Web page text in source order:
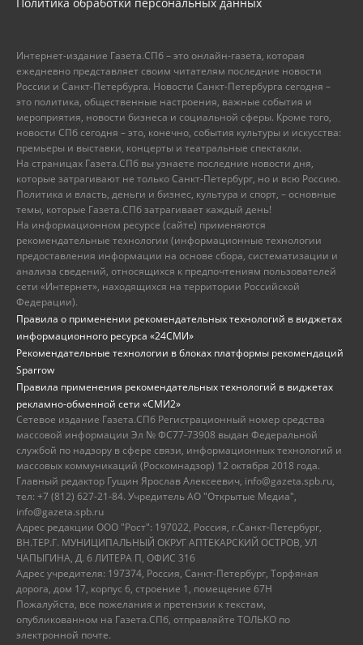
Интернет-издание Газета.СПб – это онлайн-газета, которая
ежедневно представляет своим читателям последние новости
России и Санкт-Петербурга. Новости Санкт-Петербурга сегодня –
это политика, общественные настроения, важные события и
мероприятия, новости бизнеса и социальной сферы. Кроме того,
новости СПб сегодня – это, конечно, события культуры и искусства:
премьеры и выставки, концерты и театральные спектакли.
На страницах Газета.СПб вы узнаете последние новости дня,
которые затрагивают не только Санкт-Петербург, но и всю Россию.
Политика и власть, деньги и бизнес, культура и спорт, – основные
темы, которые Газета.СПб затрагивает каждый день!
На информационном ресурсе (сайте) применяются
рекомендательные технологии (информационные технологии
предоставления информации на основе сбора, систематизации и
анализа сведений, относящихся к предпочтениям пользователей
сети «Интернет», находящихся на территории Российской
Федерации).
Правила о применении рекомендательных технологий в виджетах
информационного ресурса «24СМИ»
Рекомендательные технологии в блоках платформы рекомендаций
Sparrow
Правила применения рекомендательных технологий в виджетах
рекламно-обменной сети «СМИ2»
Сетевое издание Газета.СПб Регистрационный номер средства
массовой информации Эл № ФС77-73908 выдан Федеральной
службой по надзору в сфере связи, информационных технологий и
массовых коммуникаций (Роскомнадзор) 12 октября 2018 года.
Главный редактор Гущин Ярослав Алексеевич, info@gazeta.spb.ru,
тел: +7 (812) 627-21-84. Учредитель АО "Открытые Медиа",
info@gazeta.spb.ru
Адрес редакции ООО "Рост": 197022, Россия, г.Санкт-Петербург,
ВН.ТЕР.Г. МУНИЦИПАЛЬНЫЙ ОКРУГ АПТЕКАРСКИЙ ОСТРОВ, УЛ
ЧАПЫГИНА, Д. 6 ЛИТЕРА П, ОФИС 316
Адрес учредителя: 197374, Россия, Санкт-Петербург, Торфяная
дорога, дом 17, корпус 6, строение 1, помещение 67Н
Пожалуйста, все пожелания и претензии к текстам,
опубликованном на Газета.СПб, отправляйте ТОЛЬКО по
электронной почте.